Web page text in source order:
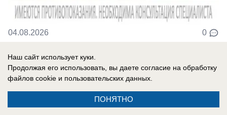
04.08.2026 0
Обращение в редакцию
«Не могу устроиться на работу»: житель
Морозовска пожаловался на отсутствие
дерматолога в поликлинике
Наш сайт использует куки.
Продолжая его использовать, вы даете согласие на обработку
файлов cookie и пользовательских данных.
ПОНЯТНО